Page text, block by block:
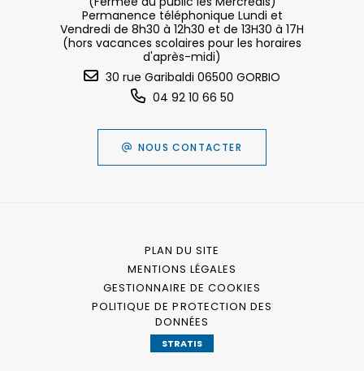
Permanence téléphonique Lundi et
Vendredi de 8h30 à 12h30 et de 13H30 à 17H
(hors vacances scolaires pour les horaires
d'après-midi)
30 rue Garibaldi 06500 GORBIO
04 92 10 66 50
NOUS CONTACTER
PLAN DU SITE
MENTIONS LÉGALES
GESTIONNAIRE DE COOKIES
POLITIQUE DE PROTECTION DES
DONNÉES
STRATIS